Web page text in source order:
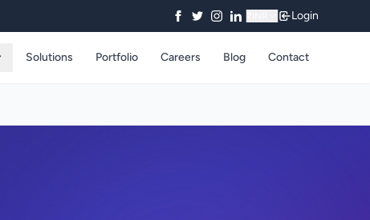
Login
Solutions Portfolio Careers Blog Contact